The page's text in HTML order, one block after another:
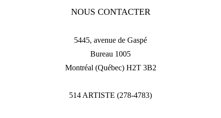
NOUS CONTACTER
5445, avenue de Gaspé
Bureau 1005
Montréal (Québec) H2T 3B2
514 ARTISTE (278-4783)